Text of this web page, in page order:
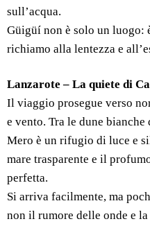
sull’acqua.
Güigüí non è solo un luogo:
richiamo alla lentezza e
Lanzarote – La quiete di
Il viaggio prosegue verso
e vento. Tra le dune
Mero è un rifugio di luce e
mare trasparente e il
perfetta.
Si arriva facilmente, ma
non il rumore delle onde e